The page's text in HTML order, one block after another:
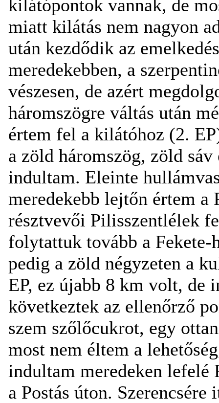
kilátópontok vannak, de
miatt kilátás nem nagyon
után kezdődik az
meredekebben, a
vészesen, de azért
háromszögre váltás után
értem fel a kilátóhoz (2.
a zöld háromszög, zöld sáv
indultam. Eleinte
meredekebb lejtőn értem
résztvevői Pilisszentlélek
folytattuk tovább a Fekete-
pedig a zöld négyzeten a
EP, ez újabb 8 km volt, de
következtek az ellenőrző
szem szőlőcukrot, egy
most nem éltem a
indultam meredeken lefelé
a Postás úton.